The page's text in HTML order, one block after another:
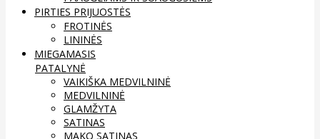
PIRTIES PRIJUOSTĖS
FROTINĖS
LININĖS
MIEGAMASIS
PATALYNĖ
VAIKIŠKA MEDVILNINĖ
MEDVILNINĖ
GLAMŽYTA
SATINAS
MAKO SATINAS